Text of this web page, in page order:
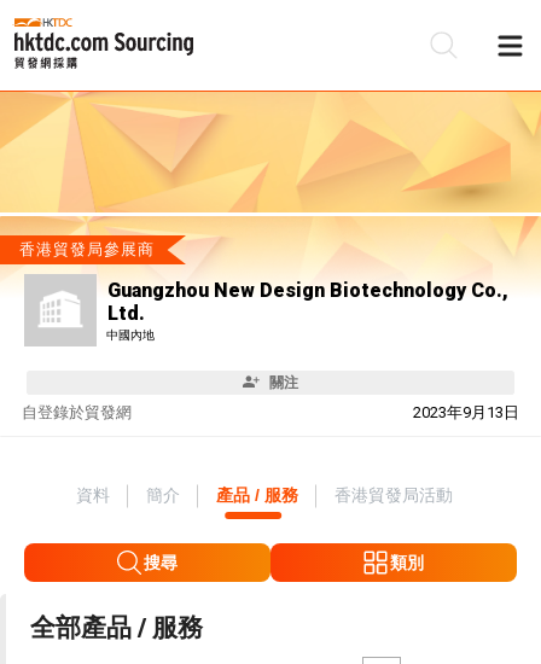
香港貿發局參展商
Guangzhou New Design Biotechnology Co.,
Ltd.
中國內地
關注
自 2023年9月13日
登錄於貿發網
資料 簡介 產品 / 服務 香港貿發局活動
搜尋 類別
全部產品 / 服務